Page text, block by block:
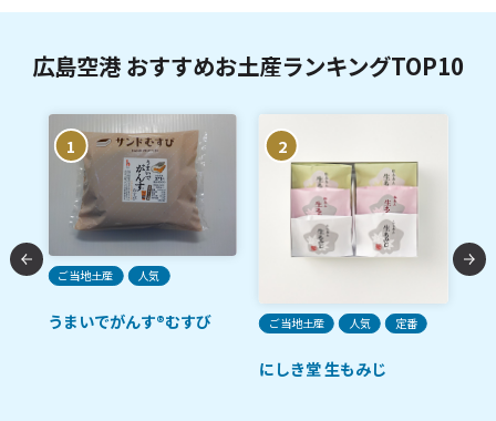
広島空港 おすすめお土産ランキングTOP10
1
ご当地土産 人気
うまいでがんす®むすび
2
ご当地土産 人気 定番
にしき堂 生もみじ